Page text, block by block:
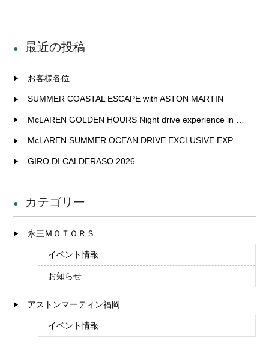
最近の投稿
お客様各位
SUMMER COASTAL ESCAPE with ASTON MARTIN
McLAREN GOLDEN HOURS Night drive experience in Fukuoka
McLAREN SUMMER OCEAN DRIVE EXCLUSIVE EXPERIENCE IN KITAKYUSHU
GIRO DI CALDERASO 2026
カテゴリー
永三ＭＯＴＯＲＳ
イベント情報
お知らせ
アストンマーティン福岡
イベント情報